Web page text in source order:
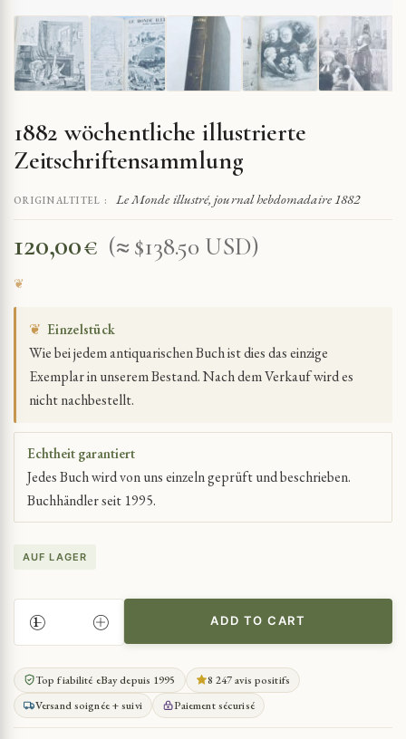
1882 wöchentliche illustrierte
Zeitschriftensammlung
ORIGINALTITEL : Le Monde illustré, journal hebdomadaire 1882
120,00€ (≈ $138.50 USD)
❦ Einzelstück
Wie bei jedem antiquarischen Buch ist dies das einzige
Exemplar in unserem Bestand. Nach dem Verkauf wird es
nicht nachbestellt.
Echtheit garantiert
Jedes Buch wird von uns einzeln geprüft und beschrieben.
Buchhändler seit 1995.
AUF LAGER
1882
WÖCHENTLICHE
ILLUSTRIERTE
ZEITSCHRIFTENSAMMLUNG
QUANTITY
ADD TO CART
Top fiabilité eBay depuis 1995
8 247 avis positifs
Versand soignée + suivi
Paiement sécurisé